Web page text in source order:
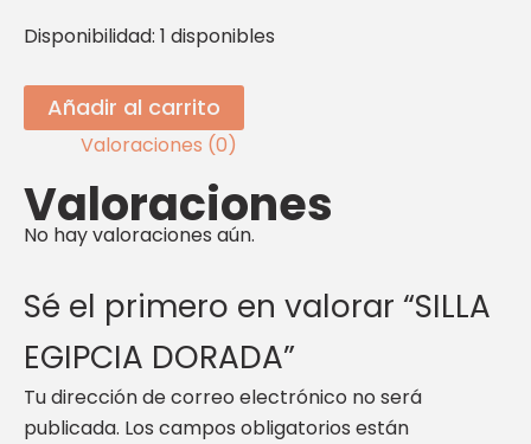
Disponibilidad: 1 disponibles
Añadir al carrito
Valoraciones (0)
Valoraciones
No hay valoraciones aún.
Sé el primero en valorar “SILLA
EGIPCIA DORADA”
Tu dirección de correo electrónico no será
publicada. Los campos obligatorios están